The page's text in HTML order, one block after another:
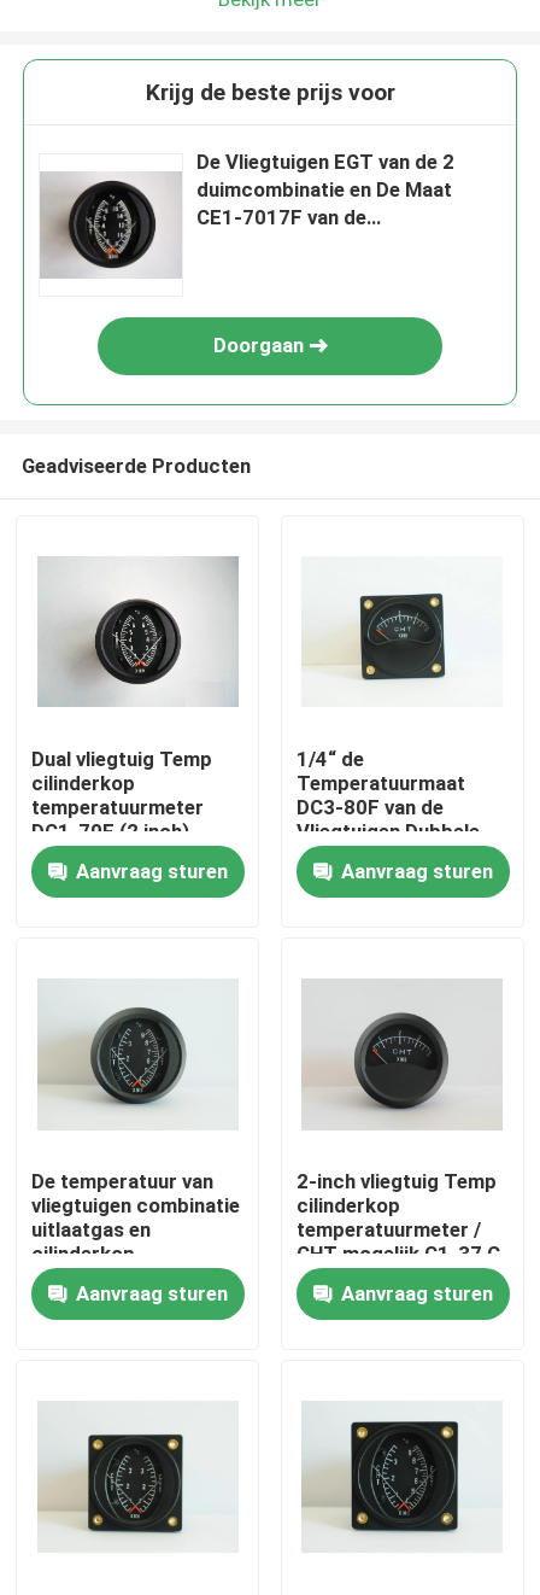
Huis
Ongeveer ons
Kwaliteitscontrole
Contacteer ons
De Instrumenten van de vliegtuigenvlucht
De Instrumenten van de vliegtuigengyroscoop
Krijg de beste prijs voor
De Vliegtuigen EGT van de 2
duimcombinatie en De Maat
CE1-7017F van de
Doorgaan
Geadviseerde Producten
Dual vliegtuig Temp
cilinderkop
temperatuurmeter
DC1-70F (2 inch)
Aanvraag sturen
1/4“ de
Temperatuurmaat
DC3-80F van de
Vliegtuigen Dubbele
CHT Cilinderkop
Aanvraag sturen
De temperatuur van
vliegtuigen combinatie
uitlaatgas en
cilinderkop
temperatuur Gauge
CE1-3792C
Aanvraag sturen
2-inch vliegtuig Temp
cilinderkop
temperatuurmeter /
CHT mogelijk C1-37 C
Aanvraag sturen